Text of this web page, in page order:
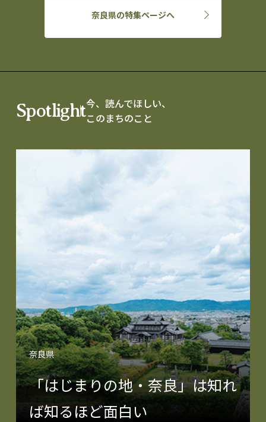
奈良県の特集ページへ
Spotlight今、読んでほしい、
このまちのこと
奈良県
「はじまりの地・奈良」は知れ
ば知るほど面白い